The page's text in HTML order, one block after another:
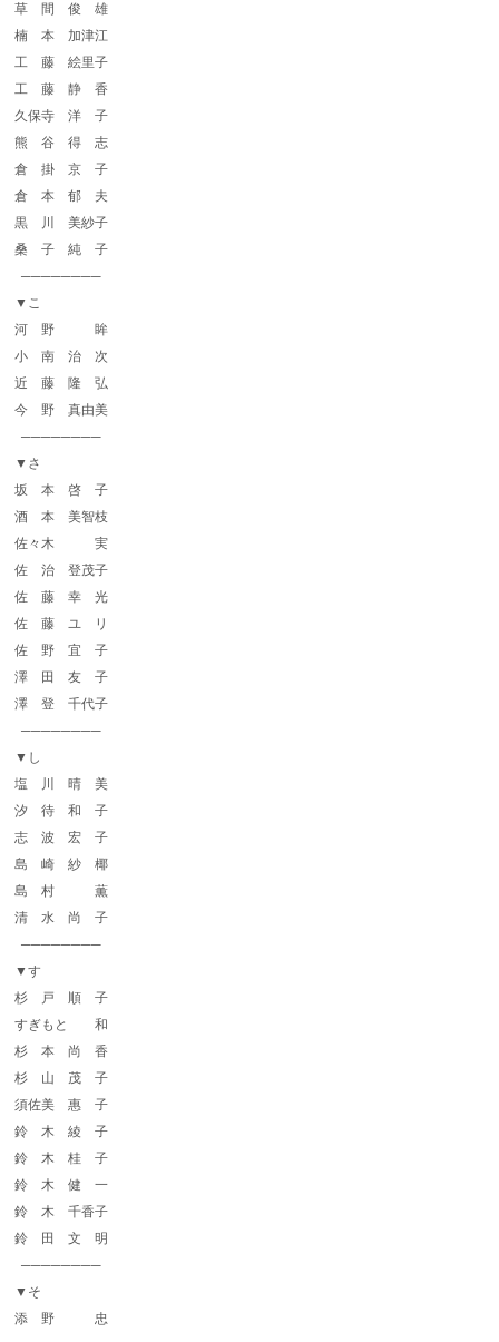
草 間 俊 雄
楠 本 加津江
工 藤 絵里子
工 藤 静 香
久保寺 洋 子
熊 谷 得 志
倉 掛 京 子
倉 本 郁 夫
黒 川 美紗子
桑 子 純 子
────────
▼こ
河 野 眸
小 南 治 次
近 藤 隆 弘
今 野 真由美
────────
▼さ
坂 本 啓 子
酒 本 美智枝
佐々木 実
佐 治 登茂子
佐 藤 幸 光
佐 藤 ユ リ
佐 野 宜 子
澤 田 友 子
澤 登 千代子
────────
▼し
塩 川 晴 美
汐 待 和 子
志 波 宏 子
島 崎 紗 椰
島 村 薫
清 水 尚 子
────────
▼す
杉 戸 順 子
すぎもと 和
杉 本 尚 香
杉 山 茂 子
須佐美 惠 子
鈴 木 綾 子
鈴 木 桂 子
鈴 木 健 一
鈴 木 千香子
鈴 田 文 明
────────
▼そ
添 野 忠